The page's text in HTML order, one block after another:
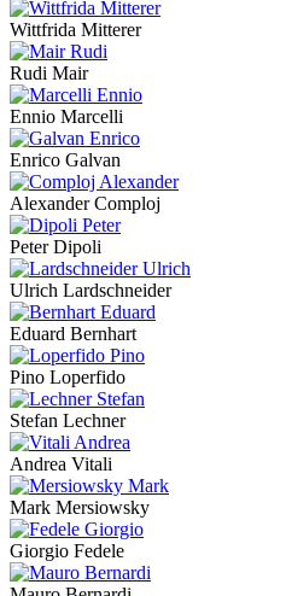
Wittfrida Mitterer
Rudi Mair
Ennio Marcelli
Enrico Galvan
Alexander Comploj
Peter Dipoli
Ulrich Lardschneider
Eduard Bernhart
Pino Loperfido
Stefan Lechner
Andrea Vitali
Mark Mersiowsky
Giorgio Fedele